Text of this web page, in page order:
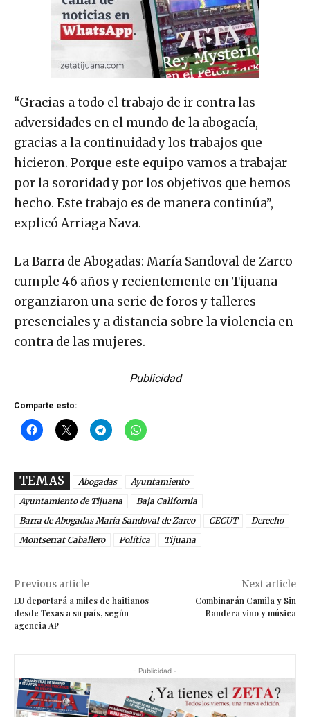
“Gracias a todo el trabajo de ir contra las
adversidades en el mundo de la abogacía,
gracias a la continuidad y los trabajos que
hicieron. Porque este equipo vamos a trabajar
por la sororidad y por los objetivos que hemos
hecho. Este trabajo es de manera continúa”,
explicó Arriaga Nava.
La Barra de Abogadas: María Sandoval de Zarco
cumple 46 años y recientemente en Tijuana
organziaron una serie de foros y talleres
presenciales y a distancia sobre la violencia en
contra de las mujeres.
Publicidad
Comparte esto:
TEMAS Abogadas
Ayuntamiento
Ayuntamiento de Tijuana
Baja California
Barra de Abogadas María Sandoval de Zarco
CECUT
Derecho
Montserrat Caballero
Política Tijuana
Previous article
EU deportará a miles de haitianos
desde Texas a su país, según
agencia AP
Next article
Combinarán Camila y Sin
Bandera vino y música
- Publicidad -